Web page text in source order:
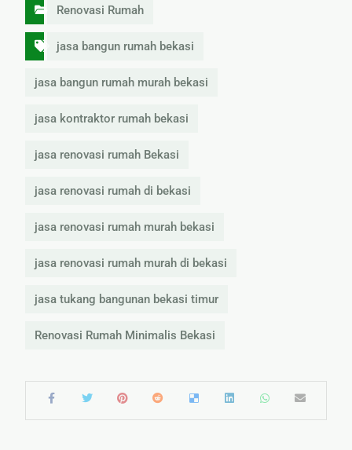
Renovasi Rumah
jasa bangun rumah bekasi
jasa bangun rumah murah bekasi
jasa kontraktor rumah bekasi
jasa renovasi rumah Bekasi
jasa renovasi rumah di bekasi
jasa renovasi rumah murah bekasi
jasa renovasi rumah murah di bekasi
jasa tukang bangunan bekasi timur
Renovasi Rumah Minimalis Bekasi